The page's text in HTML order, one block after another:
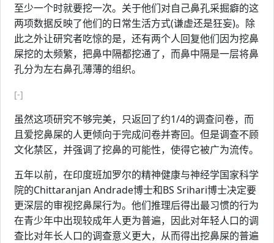
至少一个时就要挖一次。关于他们对自己鼻孔采掘癖的这
两项数据反映了他们的日常生活方式(谦虚还是狂妄)。除
此之外让研究者吃惊的是，还有两个人回复他们因为挖鼻
屎挖的太频繁，把鼻中隔都挖通了，而鼻中隔是一层将鼻
孔分为左右鼻孔薄薄的组织。
[-]
虽然这项研究不够完美，只返回了约1/4的调查问卷，而
且爱挖鼻屎的人更倾向于完成问卷并寄回。但是调查不顾
文化禁区，并强调了挖鼻的可能性，使得它被广为流传。
五年以前，在印度班加罗尔的精神健康与神经学国家科学
院的Chittaranjan Andrade博士和BS Srihari博士决定要
更深层的审视挖鼻屎行为。他们推理后得出最习惯的行为
在青少年中出现较成年人更为普遍，因此对年轻人口的调
查比对年长人口的调查意义更大，从而得出挖鼻屎的普遍